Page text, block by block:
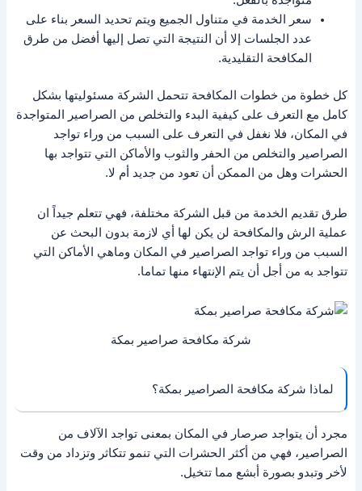
سعر الخدمة في متناول الجميع ويتم تحديد السعر بناء على
عدد الجلسات إلا أن النتيجة التي تصل إليها أفضل من طرق
المكافحة التقليدية.
كل خطوة من خطوات المكافحة تتحمل الشركة مسئوليتها بشكل
كامل مع التعرف على كيفية البدء والتخلص من الصراصير المتواجدة
في المكان، فلا نغفل في التعرف على السبب من وراء تواجد
الصراصير والتخلص من الحفر والثوب والأماكن التي تتواجد بها
الحشرات وهل من الممكن أن تعود من جديد أم لا.
طرق تقديم الخدمة من قبل الشركة مختلفة، فهي تتعلم جيداً ان
عملية الرش والمكافحة لن يكن لها أي لازمة بدون البحث عن
السبب من وراء تواجد الصراصير في المكان وماهي الأماكن التي
تتواجد به من أجل أن يتم الإنتهاء منها تماما.
شركة مكافحة صراصير بمكة
لماذا شركة مكافحة الصراصير بمكة؟
مجرد أن يتواجد صرصار في المكان بمعنى تواجد الآلاف من
الصراصير، فهي من أكثر الحشرات التي تنمو تتكاثر وتزداد من وقت
لأخر وتبدو بصورة أبشع مما تتخيل.